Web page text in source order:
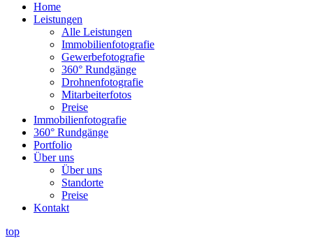
Home
Leistungen
Alle Leistungen
Immobilienfotografie
Gewerbefotografie
360° Rundgänge
Drohnenfotografie
Mitarbeiterfotos
Preise
Immobilienfotografie
360° Rundgänge
Portfolio
Über uns
Über uns
Standorte
Preise
Kontakt
top